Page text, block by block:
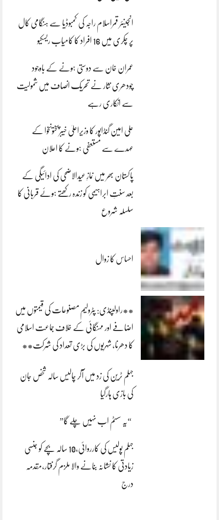
انجینئر قمراسلام راجہ کی کمبوڈیا سے ہنگامی کال
پر چکری میں 16 افراد کا کامیاب ریسکیو
عمران خان سے دوستی ہونے کے باوجود
چودھری نثار نے تحریک انصاف میں شمولیت
سے انکاری رہے
علی امین گنڈاپور کا وزیراعلیٰ خیبرپختونخوا کے
عہدے سے مستعفی ہونے کا اعلان
پاکستان بھر میں نمازِ عیدالاضحی کی ادائیگی کے
بعد سنتِ ابراہیمی کو زندہ رکھتے ہوئے قربانی کا
سلسلہ شروع
احساس کا زوال
**راولپنڈی: پٹرولیم مصنوعات کی قیمتوں میں
اضافے اور مہنگائی کے خلاف جماعت اسلامی
کا دھرنا، شہریوں کی بڑی تعداد کی شرکت**
جہلم ٹرین کی زد میں آکر چالیس سالہ شخص جان
کی بازی ہارگیا
“یہ سسٹم اب نہیں چلے گا”
جہلم پولیس کی کارروائی،10 سالہ بچے کو جنسی
زیادتی کا نشانہ بنانے والا ملزم گرفتار،مقدمہ
درج